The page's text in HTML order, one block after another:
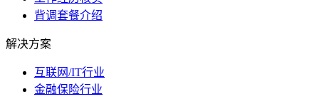
背调套餐介绍
解决方案
互联网/IT行业
金融保险行业